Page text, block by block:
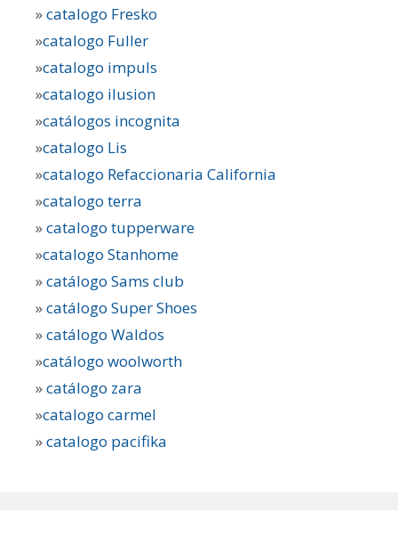
»catalogo Fresko
»catalogo Fuller
»catalogo impuls
»catalogo ilusion
»catálogos incognita
»catalogo Lis
»catalogo Refaccionaria California
»catalogo terra
»catalogo tupperware
»catalogo Stanhome
»catálogo Sams club
»catálogo Super Shoes
»catálogo Waldos
»catálogo woolworth
»catálogo zara
»catalogo carmel
»catalogo pacifika